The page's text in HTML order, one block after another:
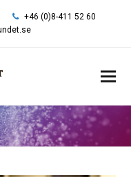
+46 (0)8-411 52 60